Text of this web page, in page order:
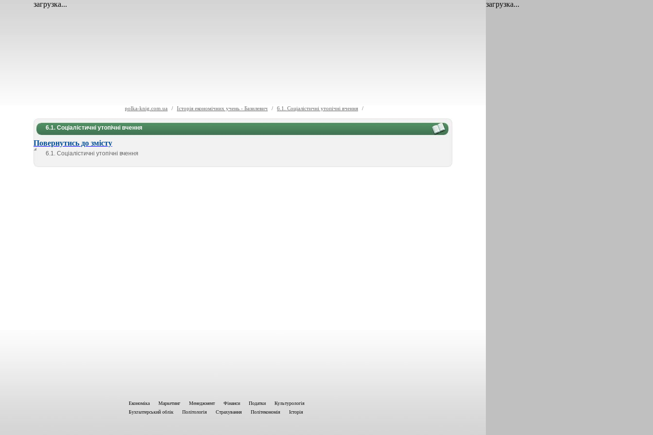
загрузка...
polka-knig.com.ua / Історія економічних учень - Базилевич / 6.1. Соціалістичні утопічні вчення /
6.1. Соціалістичні утопічні вчення
Повернутись до змісту
6.1. Соціалістичні утопічні вчення
Економіка Маркетинг Менеджмент Фінанси Податки
Культурологія
Бухгалтерський облік
Політологія Страхування Політекономія Історія
загрузка...